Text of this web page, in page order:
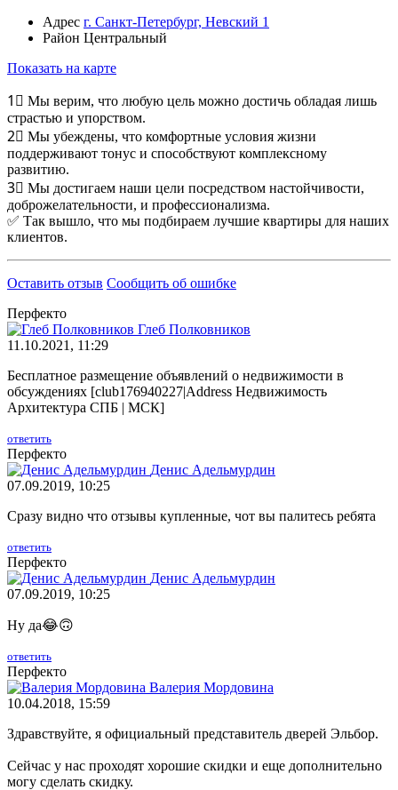
Адрес г. Санкт-Петербург, Невский 1
Район Центральный
Показать на карте
1⃣ Мы верим, что любую цель можно достичь обладая лишь
страстью и упорством.
2⃣ Мы убеждены, что комфортные условия жизни
поддерживают тонус и способствуют комплексному
развитию.
3⃣ Мы достигаем наши цели посредством настойчивости,
доброжелательности, и профессионализма.
✅ Так вышло, что мы подбираем лучшие квартиры для наших
клиентов.
Оставить отзыв Сообщить об ошибке
Перфекто
Глеб Полковников
11.10.2021, 11:29
Бесплатное размещение объявлений о недвижимости в
обсуждениях [club176940227|Address Недвижимость
Архитектура СПБ | МСК]
ответить
Перфекто
Денис Адельмурдин
07.09.2019, 10:25
Сразу видно что отзывы купленные, чот вы палитесь ребята
ответить
Перфекто
Денис Адельмурдин
07.09.2019, 10:25
Ну да😂🙃
ответить
Перфекто
Валерия Мордовина
10.04.2018, 15:59
Здравствуйте, я официальный представитель дверей Эльбор.
Сейчас у нас проходят хорошие скидки и еще дополнительно
могу сделать скидку.